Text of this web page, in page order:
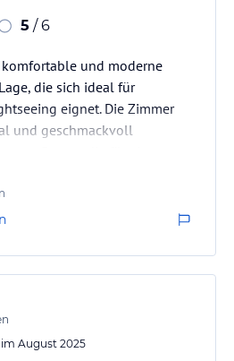
5 / 6
und moderne
die sich ideal für
eignet. Die Zimmer
und geschmackvoll
Besonders positiv fällt die
der zentralen Lage auf. Das
und liefert einen
mit solidem Preis-Leistungs-
in…
im August 2025